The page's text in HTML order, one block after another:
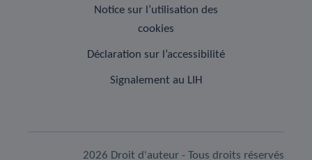
Notice sur l’utilisation des
cookies
Déclaration sur l’accessibilité
Signalement au LIH
2026 Droit d'auteur - Tous droits réservés